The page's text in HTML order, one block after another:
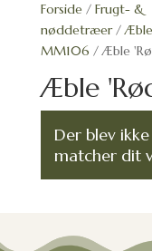
Forside/ Frugt- &
nøddetræer/
MM106 / Æble
Æble
Der blev
matcher dit